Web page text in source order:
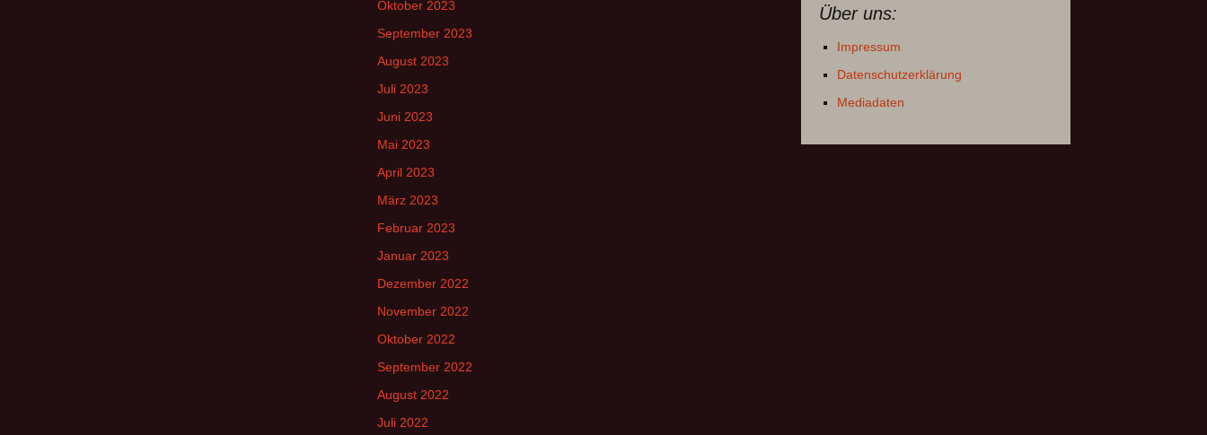
Über uns:
Impressum
Datenschutzerklärung
Mediadaten
Oktober 2023
September 2023
August 2023
Juli 2023
Juni 2023
Mai 2023
April 2023
März 2023
Februar 2023
Januar 2023
Dezember 2022
November 2022
Oktober 2022
September 2022
August 2022
Juli 2022